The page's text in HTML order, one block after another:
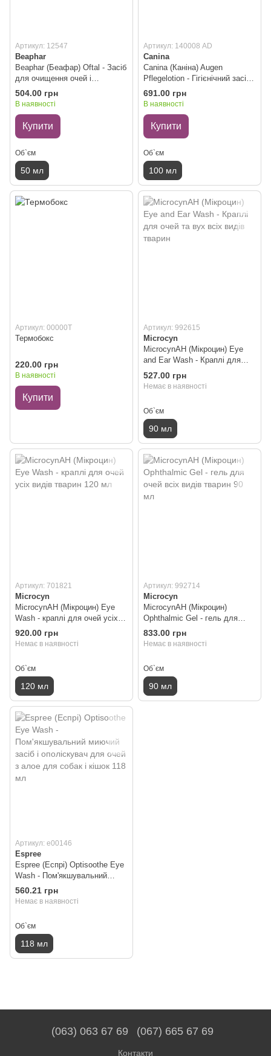
Артикул: 12547
Beaphar
Beaphar (Беафар) Oftal - Засіб
для очищення очей і
видалення слізних плям 50
мл
504.00 грн
В наявності
Купити
Об`єм
50 мл
Артикул: 140008 AD
Canina
Canina (Каніна) Augen
Pflegelotion - Гігієнічний засіб
лосьйон для собак і котів по
догляду за очима 100 мл
691.00 грн
В наявності
Купити
Об`єм
100 мл
Артикул: 00000Т
Термобокс
220.00 грн
В наявності
Купити
Артикул: 992615
Microcyn
MicrocynAH (Мікроцин) Eye
and Ear Wash - Краплі для
очей та вух всіх видів тварин
527.00 грн
Немає в наявності
Об`єм
90 мл
Артикул: 701821
Microcyn
MicrocynAH (Мікроцин) Eye
Wash - краплі для очей усіх
видів тварин 120 мл
920.00 грн
Немає в наявності
Об`єм
120 мл
Артикул: 992714
Microcyn
MicrocynAH (Мікроцин)
Ophthalmic Gel - гель для
очей всіх видів тварин 90 мл
833.00 грн
Немає в наявності
Об`єм
90 мл
Артикул: e00146
Espree
Espree (Еспрі) Optisoothe Eye
Wash - Пом'якшувальний
миючий засіб і ополіскувач
для очей з алое для собак і
560.21 грн
Немає в наявності
Об`єм
118 мл
(063) 063 67 69 (067) 665 67 69
Контакти